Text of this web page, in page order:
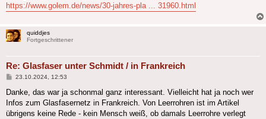
https://www.golem.de/news/30-jahres-pla ... 31960.html
quiddjes
Fortgeschrittener
Re: Glasfaser unter Schmidt / in Frankreich
Beitrag
23.10.2024, 12:53
Danke, das war ja schonmal ganz interessant. Vielleicht hat ja noch wer
Infos zum Glasfasernetz in Frankreich. Von Leerrohren ist im Artikel
übrigens keine Rede - kein Mensch weiß, ob damals Leerrohre verlegt